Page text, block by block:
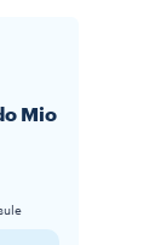
Mio